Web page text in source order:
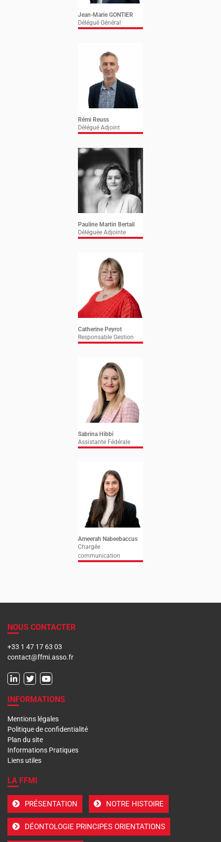
Jean-Marie GONTIER
Délégué Général
Rémi Reuss
Délégué Adjoint
Pauline Martin Bertail
Déléguée Adjointe
Catherine Peyrot
Responsable Gestion
Sabrina Hibbi
Assistante Fédérale
Ameerah Nabeebaccus
Chargée
communication
NOUS CONTACTER
+33 1 47 17 63 03
contact@ffmi.asso.fr
INFORMATIONS
Mentions légales
Politique de confidentialité
Plan du site
Informations Pratiques
Liens utiles
LA FFMI
PRÉSENTATION NOTRE HISTOIRE
DÉONTOLOGIE PRINCIPES ORIENTATIONS